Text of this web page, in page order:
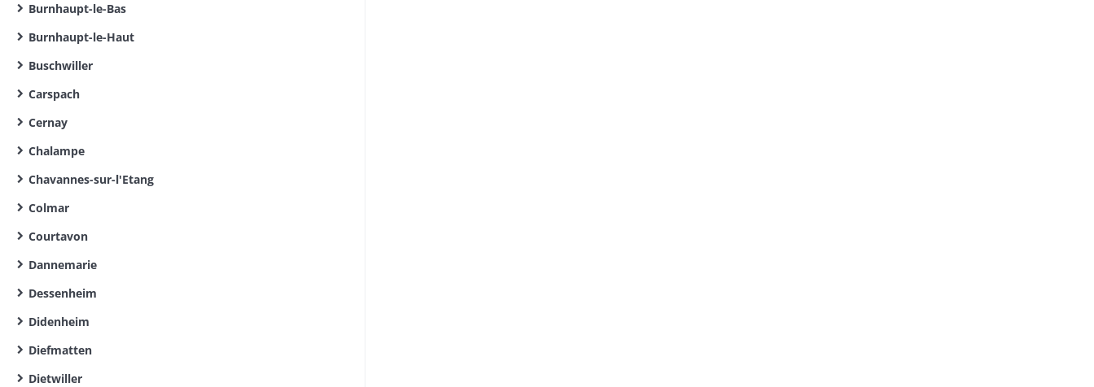
Burnhaupt-le-Bas
Burnhaupt-le-Haut
Buschwiller
Carspach
Cernay
Chalampe
Chavannes-sur-l'Etang
Colmar
Courtavon
Dannemarie
Dessenheim
Didenheim
Diefmatten
Dietwiller